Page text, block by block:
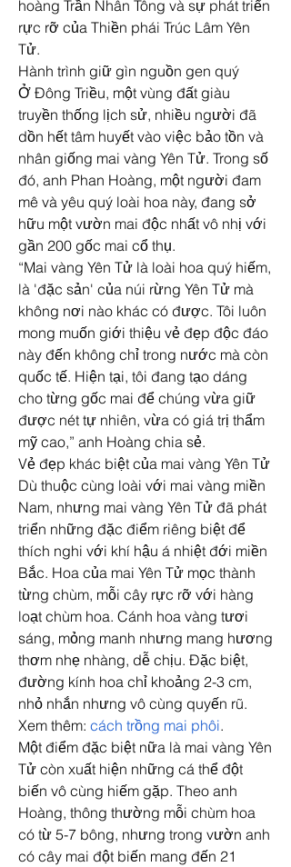
hoàng Trần Nhân Tông và sự phát triển
rực rỡ của Thiền phái Trúc Lâm Yên
Tử.
Hành trình giữ gìn nguồn gen quý
Ở Đông Triều, một vùng đất giàu
truyền thống lịch sử, nhiều người đã
dồn hết tâm huyết vào việc bảo tồn và
nhân giống mai vàng Yên Tử. Trong số
đó, anh Phan Hoàng, một người đam
mê và yêu quý loài hoa này, đang sở
hữu một vườn mai độc nhất vô nhị với
gần 200 gốc mai cổ thụ.
“Mai vàng Yên Tử là loài hoa quý hiếm,
là 'đặc sản' của núi rừng Yên Tử mà
không nơi nào khác có được. Tôi luôn
mong muốn giới thiệu vẻ đẹp độc đáo
này đến không chỉ trong nước mà còn
quốc tế. Hiện tại, tôi đang tạo dáng
cho từng gốc mai để chúng vừa giữ
được nét tự nhiên, vừa có giá trị thẩm
mỹ cao,” anh Hoàng chia sẻ.
Vẻ đẹp khác biệt của mai vàng Yên Tử
Dù thuộc cùng loài với mai vàng miền
Nam, nhưng mai vàng Yên Tử đã phát
triển những đặc điểm riêng biệt để
thích nghi với khí hậu á nhiệt đới miền
Bắc. Hoa của mai Yên Tử mọc thành
từng chùm, mỗi cây rực rỡ với hàng
loạt chùm hoa. Cánh hoa vàng tươi
sáng, mỏng manh nhưng mang hương
thơm nhẹ nhàng, dễ chịu. Đặc biệt,
đường kính hoa chỉ khoảng 2-3 cm,
nhỏ nhắn nhưng vô cùng quyến rũ.
Xem thêm: cách trồng mai phôi.
Một điểm đặc biệt nữa là mai vàng Yên
Tử còn xuất hiện những cá thể đột
biến vô cùng hiếm gặp. Theo anh
Hoàng, thông thường mỗi chùm hoa
có từ 5-7 bông, nhưng trong vườn anh
có cây mai đột biến mang đến 21